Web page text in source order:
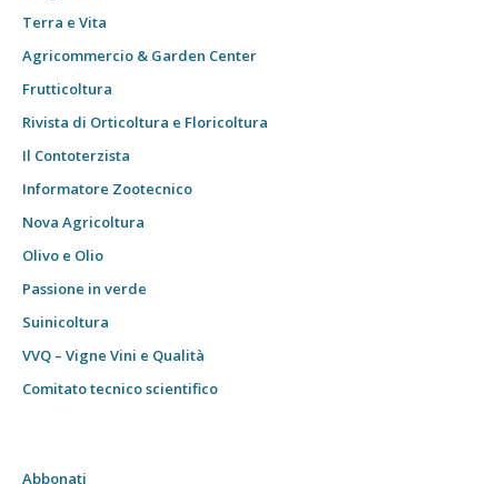
Terra e Vita
Agricommercio & Garden Center
Frutticoltura
Rivista di Orticoltura e Floricoltura
Il Contoterzista
Informatore Zootecnico
Nova Agricoltura
Olivo e Olio
Passione in verde
Suinicoltura
VVQ – Vigne Vini e Qualità
Comitato tecnico scientifico
Abbonati